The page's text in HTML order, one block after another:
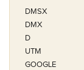
DMSX
DMX
D
UTM
GOOGLE